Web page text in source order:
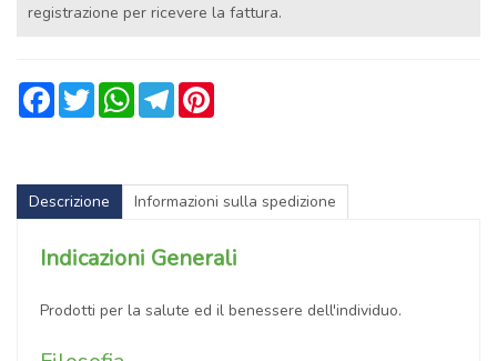
registrazione per ricevere la fattura.
FacebookTwitter WhatsApp
Telegram
Descrizione Informazioni sulla spedizione
Indicazioni Generali
Prodotti per la salute ed il benessere dell'individuo.